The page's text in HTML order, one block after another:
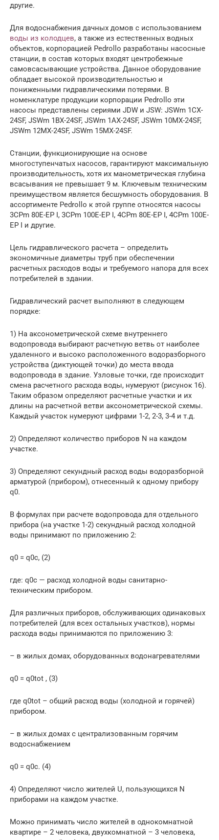
другие.
Для водоснабжения дачных домов с использованием
воды из колодцев, а также из естественных водных
объектов, корпорацией Pedrollo разработаны насосные
станции, в состав которых входят центробежные
самовсасывающие устройства. Данное оборудование
обладает высокой производительностью и
пониженными гидравлическими потерями. В
номенклатуре продукции корпорации Pedrollo эти
насосы представлены сериями JDW и JSW: JSWm 1CX-
24SF, JSWm 1BX-24SF, JSWm 1AX-24SF, JSWm 10MX-24SF,
JSWm 12MX-24SF, JSWm 15MX-24SF.
Станции, функционирующие на основе
многоступенчатых насосов, гарантируют максимальную
производительность, хотя их манометрическая глубина
всасывания не превышает 9 м. Ключевым техническим
преимуществом является бесшумность оборудования. В
ассортименте Pedrollo к этой группе относятся насосы
3CPm 80E-EP I, 3CPm 100E-EP I, 4CPm 80E-EP I, 4CPm 100E-
EP I и другие.
Цель гидравлического расчета – определить
экономичные диаметры труб при обеспечении
расчетных расходов воды и требуемого напора для всех
потребителей в здании.
Гидравлический расчет выполняют в следующем
порядке:
1) На аксонометрической схеме внутреннего
водопровода выбирают расчетную ветвь от наиболее
удаленного и высоко расположенного водоразборного
устройства (диктующей точки) до места ввода
водопровода в здание. Узловые точки, где происходит
смена расчетного расхода воды, нумеруют (рисунок 16).
Таким образом определяют расчетные участки и их
длины на расчетной ветви аксонометрической схемы.
Каждый участок нумеруют цифрами 1-2, 2-3, 3-4 и т.д.
2) Определяют количество приборов N на каждом
участке.
3) Определяют секундный расход воды водоразборной
арматурой (прибором), отнесенный к одному прибору
q0.
В формулах при расчете водопровода для отдельного
прибора (на участке 1-2) секундный расход холодной
воды принимают по приложению 2:
q0 = q0c, (2)
где: q0c — расход холодной воды санитарно-
техническим прибором.
Для различных приборов, обслуживающих одинаковых
потребителей (для всех остальных участков), нормы
расхода воды принимаются по приложению 3:
– в жилых домах, оборудованных водонагревателями
q0 = q0tot , (3)
где q0tot – общий расход воды (холодной и горячей)
прибором.
– в жилых домах с централизованным горячим
водоснабжением
q0 = q0c. (4)
4) Определяют число жителей U, пользующихся N
приборами на каждом участке.
Можно принимать число жителей в однокомнатной
квартире – 2 человека, двухкомнатной – 3 человека,